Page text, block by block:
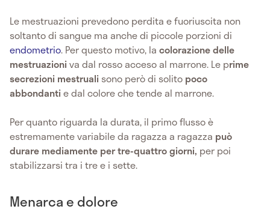
Le mestruazioni prevedono perdita e fuoriuscita non
soltanto di sangue ma anche di piccole porzioni di
endometrio. Per questo motivo, la colorazione delle
mestruazioniva dal rosso acceso al marrone. Le prime
secrezioni mestruali sono però di solito poco
abbondantie dal colore che tende al marrone.
Per quanto riguarda la durata, il primo flusso è
estremamente variabile da ragazza a ragazza può
durare mediamente per tre-quattro giorni, per poi
stabilizzarsi tra i tre e i sette.
Menarca e dolore